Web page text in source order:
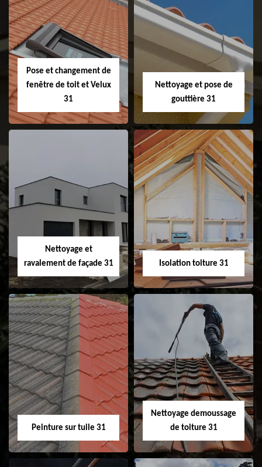
Couvreur 31
Etanchéité de
faitage et faitière
31
Pose et changement de
fenêtre de toit et Velux
31
Pose et
changement de
fenêtre de toit et
Velux 31
Nettoyage et pose de
gouttière 31
Nettoyage et pose
Nettoyage et
ravalement de façade 31
Nettoyage et
ravalement de
façade 31
Isolation toiture 31
Isolation toiture 31
Peinture sur tuile 31
Nettoyage demoussage
de toiture 31